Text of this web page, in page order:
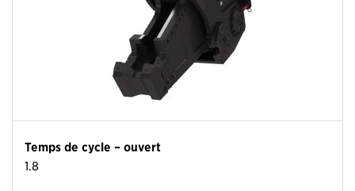
Temps de cycle – ouvert
1.8